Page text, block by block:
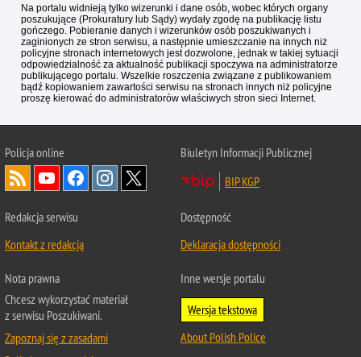
Na portalu widnieją tylko wizerunki i dane osób, wobec których organy
poszukujące (Prokuratury lub Sądy) wydały zgodę na publikację listu
gończego. Pobieranie danych i wizerunków osób poszukiwanych i
zaginionych ze stron serwisu, a następnie umieszczanie na innych niż
policyjne stronach internetowych jest dozwolone, jednak w takiej sytuacji
odpowiedzialność za aktualność publikacji spoczywa na administratorze
publikującego portalu. Wszelkie roszczenia związane z publikowaniem
bądź kopiowaniem zawartości serwisu na stronach innych niż policyjne
proszę kierować do administratorów właściwych stron sieci Internet.
Policjaonline
Biuletyn Informacji Publicznej
BIP KGP
Redakcja serwisu
Kontakt z redakcją
Dostępność
Deklaracja dostępności
Nota prawna
Chcesz wykorzystać materiał
z serwisu Poszukiwani.
Zapoznaj się z zasadami
Inne wersje portalu
Wersja tekstowa
About Polish Police